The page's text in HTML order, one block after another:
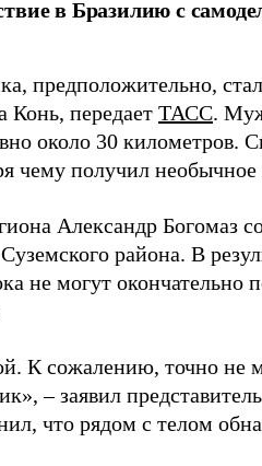
в Бразилию с
предположительно,
Конь, передает ТАСС.
около 30 километров.
чему получил
Александр Богомаз
района. В
не могут окончательно
К сожалению, точно не
– заявил
что рядом с телом